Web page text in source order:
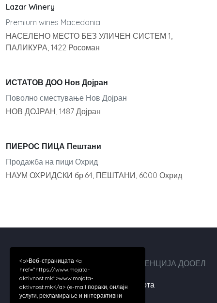
Lazar Winery
Premium wines Macedonia
НАСЕЛЕНО МЕСТО БЕЗ УЛИЧЕН СИСТЕМ 1,
ПАЛИКУРА, 1422 Росоман
ИСТАТОВ ДОО Нов Дојран
Поволно сместување Нов Дојран
НОВ ДОЈРАН, 1487 Дојран
ПИЕРОС ПИЦА Пештани
Продажба на пици Охрид
НАУМ ОХРИДСКИ бр.64, ПЕШТАНИ, 6000 Охрид
Авторски права ©2026 ДИГИТАЛ АГЕНЦИЈА ДООЕЛ
За нас |Услови за работа
<p>Веб-страницата <a
href="https://www.mojata-
aktivnost.mk">www.mojata-
aktivnost.mk</a> (e-mail пораки, онлајн
услуги, рекламирање и интерактивни